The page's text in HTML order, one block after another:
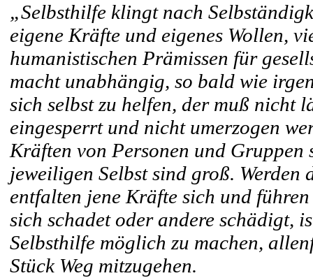
„Selbsthilfe klingt nach
eigene Kräfte und eigenes Wollen,
humanistischen Prämissen für
macht unabhängig, so bald wie
sich selbst zu helfen, der muß nicht
eingesperrt und nicht umerzogen
Kräften von Personen und
jeweiligen Selbst sind groß.
entfalten jene Kräfte sich und
sich schadet oder andere schädigt,
Selbsthilfe möglich zu machen,
Stück Weg mitzugehen.